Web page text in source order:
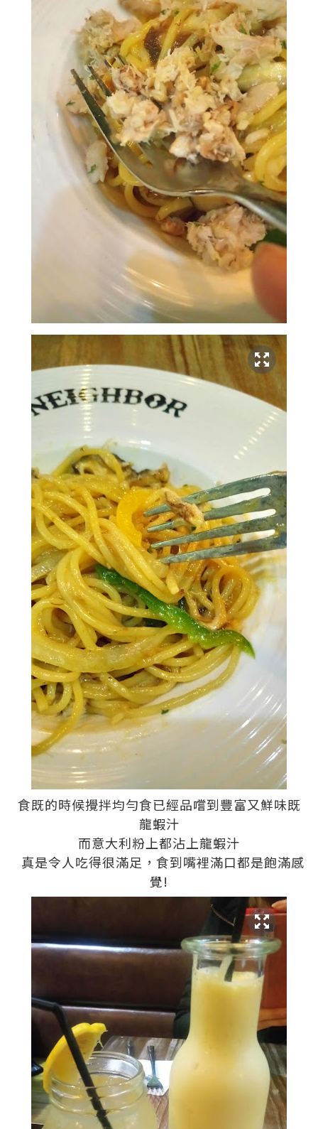
食既的時候攪拌均勻食已經品嚐到豐富又鮮味既
龍蝦汁
而意大利粉上都沾上龍蝦汁
真是令人吃得很滿足，食到嘴裡滿口都是飽滿感
覺!